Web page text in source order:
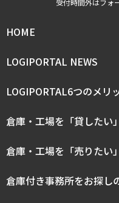
受付時間外はフォ
HOME
LOGIPORTAL NEWS
LOGIPORTAL6つのメリ
倉庫・工場を「貸したい
倉庫・工場を「売りたい
倉庫付き事務所をお探し